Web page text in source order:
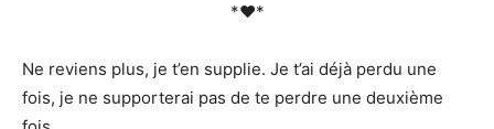
*♥*
Ne reviens plus, je t’en supplie. Je t’ai déjà perdu une
fois, je ne supporterai pas de te perdre une deuxième